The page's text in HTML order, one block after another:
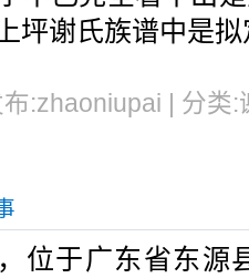
坪谢氏族谱中是
布:zhaoniupai | 分类
于广东省东源